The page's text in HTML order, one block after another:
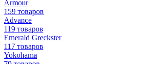
Armour
159 товаров
Advance
119 товаров
Emerald Greckster
117 товаров
Yokohama